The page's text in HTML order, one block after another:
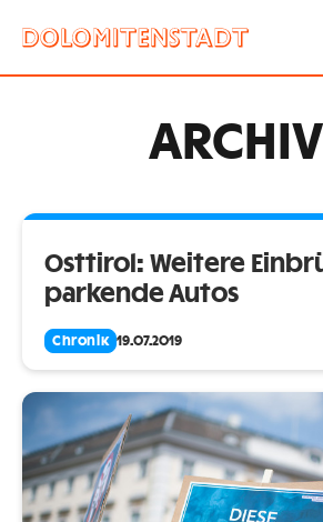
Osttirol: Weitere
parkende Autos
Chronik 19.07.2019